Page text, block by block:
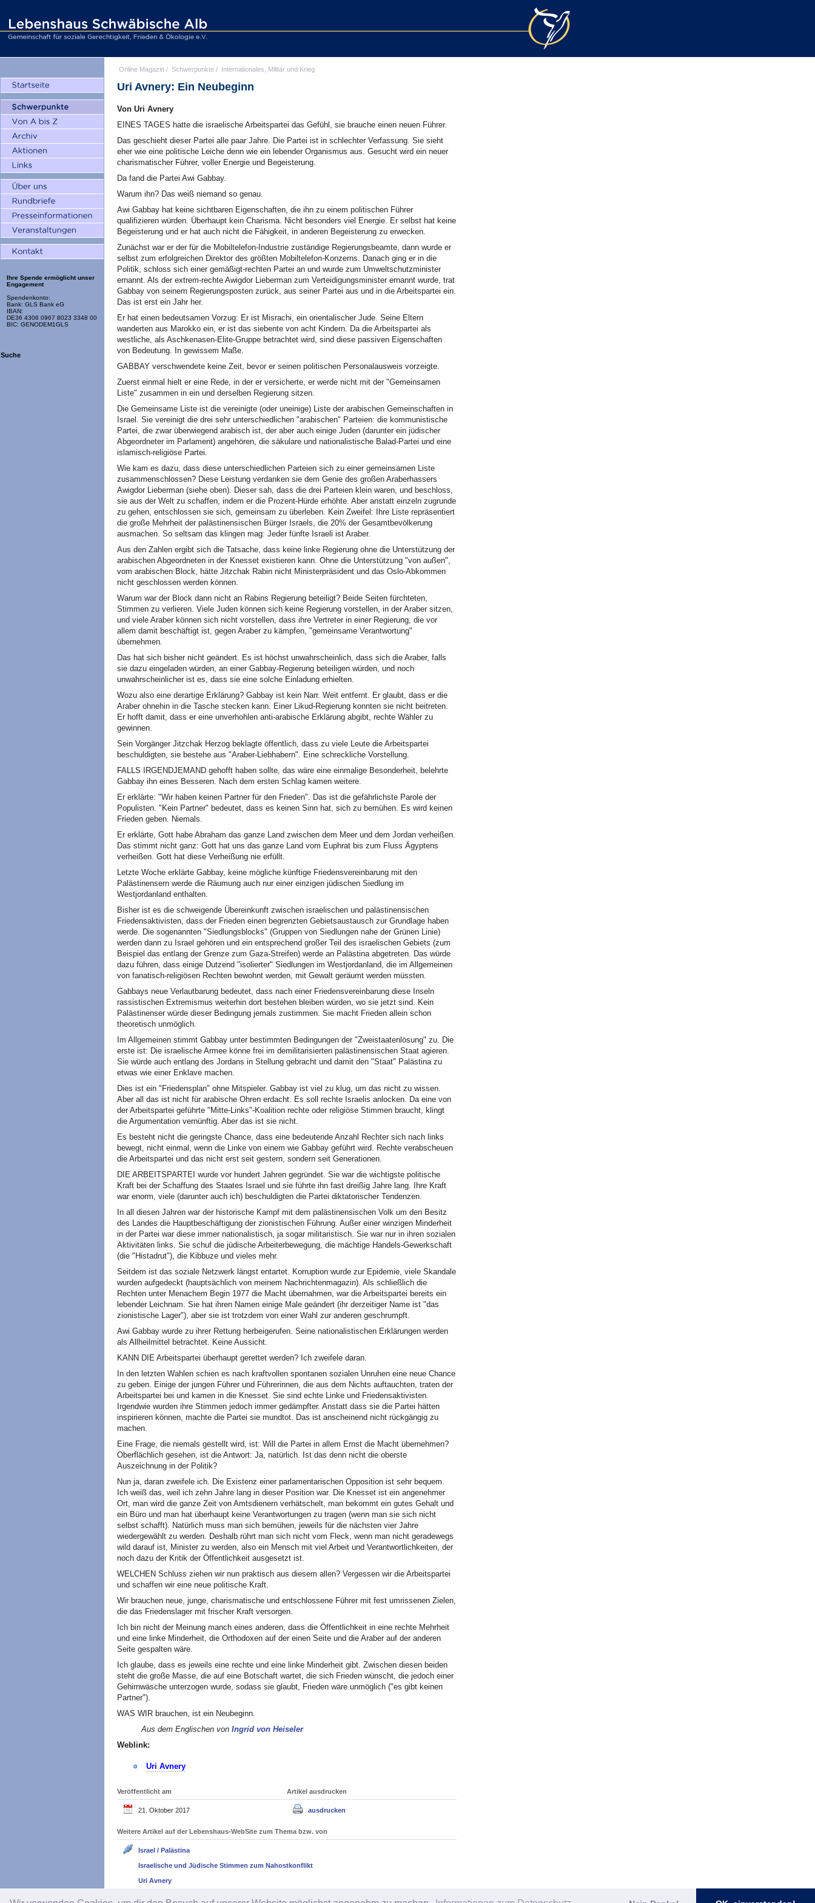
Ihre Spende ermöglicht unser
Engagement
Spendenkonto:
Bank: GLS Bank eG
IBAN:
DE36 4306 0967 8023 3348 00
BIC: GENODEM1GLS
Suche
Online Magazin / Schwerpunkte / Internationales, Militär und Krieg
Uri Avnery: Ein Neubeginn
Von Uri Avnery
EINES TAGES hatte die israelische Arbeitspartei das Gefühl, sie brauche einen neuen Führer.
Das geschieht dieser Partei alle paar Jahre. Die Partei ist in schlechter Verfassung. Sie sieht
eher wie eine politische Leiche denn wie ein lebender Organismus aus. Gesucht wird ein neuer
charismatischer Führer, voller Energie und Begeisterung.
Da fand die Partei Awi Gabbay.
Warum ihn? Das weiß niemand so genau.
Awi Gabbay hat keine sichtbaren Eigenschaften, die ihn zu einem politischen Führer
qualifizieren würden. Überhaupt kein Charisma. Nicht besonders viel Energie. Er selbst hat keine
Begeisterung und er hat auch nicht die Fähigkeit, in anderen Begeisterung zu erwecken.
Zunächst war er der für die Mobiltelefon-Industrie zuständige Regierungsbeamte, dann wurde er
selbst zum erfolgreichen Direktor des größten Mobiltelefon-Konzerns. Danach ging er in die
Politik, schloss sich einer gemäßigt-rechten Partei an und wurde zum Umweltschutzminister
ernannt. Als der extrem-rechte Awigdor Lieberman zum Verteidigungsminister ernannt wurde, trat
Gabbay von seinem Regierungsposten zurück, aus seiner Partei aus und in die Arbeitspartei ein.
Das ist erst ein Jahr her.
Er hat einen bedeutsamen Vorzug: Er ist Misrachi, ein orientalischer Jude. Seine Eltern
wanderten aus Marokko ein, er ist das siebente von acht Kindern. Da die Arbeitspartei als
westliche, als Aschkenasen-Elite-Gruppe betrachtet wird, sind diese passiven Eigenschaften
von Bedeutung. In gewissem Maße.
GABBAY verschwendete keine Zeit, bevor er seinen politischen Personalausweis vorzeigte.
Zuerst einmal hielt er eine Rede, in der er versicherte, er werde nicht mit der "Gemeinsamen
Liste" zusammen in ein und derselben Regierung sitzen.
Die Gemeinsame Liste ist die vereinigte (oder uneinige) Liste der arabischen Gemeinschaften in
Israel. Sie vereinigt die drei sehr unterschiedlichen "arabischen" Parteien: die kommunistische
Partei, die zwar überwiegend arabisch ist, der aber auch einige Juden (darunter ein jüdischer
Abgeordneter im Parlament) angehören, die säkulare und nationalistische Balad-Partei und eine
islamisch-religiöse Partei.
Wie kam es dazu, dass diese unterschiedlichen Parteien sich zu einer gemeinsamen Liste
zusammenschlossen? Diese Leistung verdanken sie dem Genie des großen Araberhassers
Awigdor Lieberman (siehe oben). Dieser sah, dass die drei Parteien klein waren, und beschloss,
sie aus der Welt zu schaffen, indem er die Prozent-Hürde erhöhte. Aber anstatt einzeln zugrunde
zu gehen, entschlossen sie sich, gemeinsam zu überleben. Kein Zweifel: Ihre Liste repräsentiert
die große Mehrheit der palästinensischen Bürger Israels, die 20% der Gesamtbevölkerung
ausmachen. So seltsam das klingen mag: Jeder fünfte Israeli ist Araber.
Aus den Zahlen ergibt sich die Tatsache, dass keine linke Regierung ohne die Unterstützung der
arabischen Abgeordneten in der Knesset existieren kann. Ohne die Unterstützung "von außen",
vom arabischen Block, hätte Jitzchak Rabin nicht Ministerpräsident und das Oslo-Abkommen
nicht geschlossen werden können.
Warum war der Block dann nicht an Rabins Regierung beteiligt? Beide Seiten fürchteten,
Stimmen zu verlieren. Viele Juden können sich keine Regierung vorstellen, in der Araber sitzen,
und viele Araber können sich nicht vorstellen, dass ihre Vertreter in einer Regierung, die vor
allem damit beschäftigt ist, gegen Araber zu kämpfen, "gemeinsame Verantwortung"
übernehmen.
Das hat sich bisher nicht geändert. Es ist höchst unwahrscheinlich, dass sich die Araber, falls
sie dazu eingeladen würden, an einer Gabbay-Regierung beteiligen würden, und noch
unwahrscheinlicher ist es, dass sie eine solche Einladung erhielten.
Wozu also eine derartige Erklärung? Gabbay ist kein Narr. Weit entfernt. Er glaubt, dass er die
Araber ohnehin in die Tasche stecken kann. Einer Likud-Regierung konnten sie nicht beitreten.
Er hofft damit, dass er eine unverhohlen anti-arabische Erklärung abgibt, rechte Wähler zu
gewinnen.
Sein Vorgänger Jitzchak Herzog beklagte öffentlich, dass zu viele Leute die Arbeitspartei
beschuldigten, sie bestehe aus "Araber-Liebhabern". Eine schreckliche Vorstellung.
FALLS IRGENDJEMAND gehofft haben sollte, das wäre eine einmalige Besonderheit, belehrte
Gabbay ihn eines Besseren. Nach dem ersten Schlag kamen weitere.
Er erklärte: "Wir haben keinen Partner für den Frieden". Das ist die gefährlichste Parole der
Populisten. "Kein Partner" bedeutet, dass es keinen Sinn hat, sich zu bemühen. Es wird keinen
Frieden geben. Niemals.
Er erklärte, Gott habe Abraham das ganze Land zwischen dem Meer und dem Jordan verheißen.
Das stimmt nicht ganz: Gott hat uns das ganze Land vom Euphrat bis zum Fluss Ägyptens
verheißen. Gott hat diese Verheißung nie erfüllt.
Letzte Woche erklärte Gabbay, keine mögliche künftige Friedensvereinbarung mit den
Palästinensern werde die Räumung auch nur einer einzigen jüdischen Siedlung im
Westjordanland enthalten.
Bisher ist es die schweigende Übereinkunft zwischen israelischen und palästinensischen
Friedensaktivisten, dass der Frieden einen begrenzten Gebietsaustausch zur Grundlage haben
werde. Die sogenannten "Siedlungsblocks" (Gruppen von Siedlungen nahe der Grünen Linie)
werden dann zu Israel gehören und ein entsprechend großer Teil des israelischen Gebiets (zum
Beispiel das entlang der Grenze zum Gaza-Streifen) werde an Palästina abgetreten. Das würde
dazu führen, dass einige Dutzend "isolierter" Siedlungen im Westjordanland, die im Allgemeinen
von fanatisch-religiösen Rechten bewohnt werden, mit Gewalt geräumt werden müssten.
Gabbays neue Verlautbarung bedeutet, dass nach einer Friedensvereinbarung diese Inseln
rassistischen Extremismus weiterhin dort bestehen bleiben würden, wo sie jetzt sind. Kein
Palästinenser würde dieser Bedingung jemals zustimmen. Sie macht Frieden allein schon
theoretisch unmöglich.
Im Allgemeinen stimmt Gabbay unter bestimmten Bedingungen der "Zweistaatenlösung" zu. Die
erste ist: Die israelische Armee könne frei im demilitarisierten palästinensischen Staat agieren.
Sie würde auch entlang des Jordans in Stellung gebracht und damit den "Staat" Palästina zu
etwas wie einer Enklave machen.
Dies ist ein "Friedensplan" ohne Mitspieler. Gabbay ist viel zu klug, um das nicht zu wissen.
Aber all das ist nicht für arabische Ohren erdacht. Es soll rechte Israelis anlocken. Da eine von
der Arbeitspartei geführte "Mitte-Links"-Koalition rechte oder religiöse Stimmen braucht, klingt
die Argumentation vernünftig. Aber das ist sie nicht.
Es besteht nicht die geringste Chance, dass eine bedeutende Anzahl Rechter sich nach links
bewegt, nicht einmal, wenn die Linke von einem wie Gabbay geführt wird. Rechte verabscheuen
die Arbeitspartei und das nicht erst seit gestern, sondern seit Generationen.
DIE ARBEITSPARTEI wurde vor hundert Jahren gegründet. Sie war die wichtigste politische
Kraft bei der Schaffung des Staates Israel und sie führte ihn fast dreißig Jahre lang. Ihre Kraft
war enorm, viele (darunter auch ich) beschuldigten die Partei diktatorischer Tendenzen.
In all diesen Jahren war der historische Kampf mit dem palästinensischen Volk um den Besitz
des Landes die Hauptbeschäftigung der zionistischen Führung. Außer einer winzigen Minderheit
in der Partei war diese immer nationalistisch, ja sogar militaristisch. Sie war nur in ihren sozialen
Aktivitäten links. Sie schuf die jüdische Arbeiterbewegung, die mächtige Handels-Gewerkschaft
(die "Histadrut"), die Kibbuze und vieles mehr.
Seitdem ist das soziale Netzwerk längst entartet. Korruption wurde zur Epidemie, viele Skandale
wurden aufgedeckt (hauptsächlich von meinem Nachrichtenmagazin). Als schließlich die
Rechten unter Menachem Begin 1977 die Macht übernahmen, war die Arbeitspartei bereits ein
lebender Leichnam. Sie hat ihren Namen einige Male geändert (ihr derzeitiger Name ist "das
zionistische Lager"), aber sie ist trotzdem von einer Wahl zur anderen geschrumpft.
Awi Gabbay wurde zu ihrer Rettung herbeigerufen. Seine nationalistischen Erklärungen werden
als Allheilmittel betrachtet. Keine Aussicht.
KANN DIE Arbeitspartei überhaupt gerettet werden? Ich zweifele daran.
In den letzten Wahlen schien es nach kraftvollen spontanen sozialen Unruhen eine neue Chance
zu geben. Einige der jungen Führer und Führerinnen, die aus dem Nichts auftauchten, traten der
Arbeitspartei bei und kamen in die Knesset. Sie sind echte Linke und Friedensaktivisten.
Irgendwie wurden ihre Stimmen jedoch immer gedämpfter. Anstatt dass sie die Partei hätten
inspirieren können, machte die Partei sie mundtot. Das ist anscheinend nicht rückgängig zu
machen.
Eine Frage, die niemals gestellt wird, ist: Will die Partei in allem Ernst die Macht übernehmen?
Oberflächlich gesehen, ist die Antwort: Ja, natürlich. Ist das denn nicht die oberste
Auszeichnung in der Politik?
Nun ja, daran zweifele ich. Die Existenz einer parlamentarischen Opposition ist sehr bequem.
Ich weiß das, weil ich zehn Jahre lang in dieser Position war. Die Knesset ist ein angenehmer
Ort, man wird die ganze Zeit von Amtsdienern verhätschelt, man bekommt ein gutes Gehalt und
ein Büro und man hat überhaupt keine Verantwortungen zu tragen (wenn man sie sich nicht
selbst schafft). Natürlich muss man sich bemühen, jeweils für die nächsten vier Jahre
wiedergewählt zu werden. Deshalb rührt man sich nicht vom Fleck, wenn man nicht geradewegs
wild darauf ist, Minister zu werden, also ein Mensch mit viel Arbeit und Verantwortlichkeiten, der
noch dazu der Kritik der Öffentlichkeit ausgesetzt ist.
WELCHEN Schluss ziehen wir nun praktisch aus diesem allen? Vergessen wir die Arbeitspartei
und schaffen wir eine neue politische Kraft.
Wir brauchen neue, junge, charismatische und entschlossene Führer mit fest umrissenen Zielen,
die das Friedenslager mit frischer Kraft versorgen.
Ich bin nicht der Meinung manch eines anderen, dass die Öffentlichkeit in eine rechte Mehrheit
und eine linke Minderheit, die Orthodoxen auf der einen Seite und die Araber auf der anderen
Seite gespalten wäre.
Ich glaube, dass es jeweils eine rechte und eine linke Minderheit gibt. Zwischen diesen beiden
steht die große Masse, die auf eine Botschaft wartet, die sich Frieden wünscht, die jedoch einer
Gehirnwäsche unterzogen wurde, sodass sie glaubt, Frieden wäre unmöglich ("es gibt keinen
Partner").
WAS WIR brauchen, ist ein Neubeginn.
Aus dem Englischen von Ingrid von Heiseler
Weblink:
Uri Avnery
Veröffentlicht am
21. Oktober 2017
Artikel ausdrucken
ausdrucken
Weitere Artikel auf der Lebenshaus-WebSite zum Thema bzw. von
Israel / Palästina
Israelische und Jüdische Stimmen zum Nahostkonflikt
Uri Avnery